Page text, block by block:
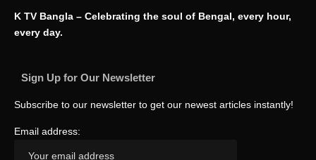
K TV Bangla – Celebrating the soul of Bengal, every hour,
every day.
Sign Up for Our Newsletter
Subscribe to our newsletter to get our newest articles instantly!
Email address: